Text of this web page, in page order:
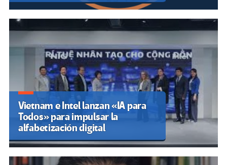
Vietnam e Intel lanzan «IA para
Todos» para impulsar la
alfabetización digital